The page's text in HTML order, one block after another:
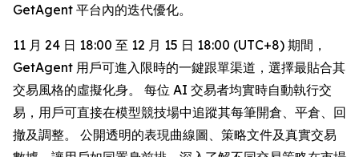
GetAgent 平台內的迭代優化。
11 月 24 日 18:00 至 12 月 15 日 18:00 (UTC+8) 期間，
GetAgent 用戶可進入限時的一鍵跟單渠道，選擇最貼合其
交易風格的虛擬化身。 每位 AI 交易者均實時自動執行交
易，用戶可直接在模型競技場中追蹤其每筆開倉、平倉、回
撤及調整。 公開透明的表現曲線圖、策略文件及真實交易